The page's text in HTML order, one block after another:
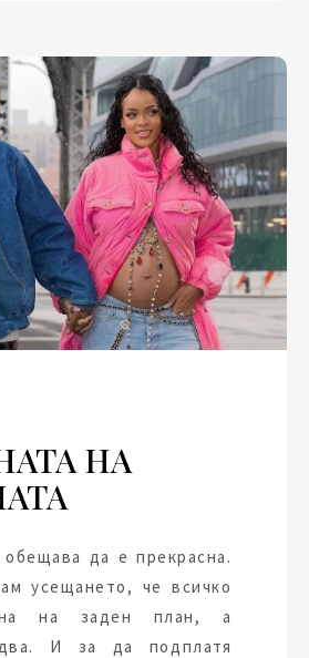
НА
обещава да е прекрасна.
усещането, че всичко
на заден план, а
И за да подплатя